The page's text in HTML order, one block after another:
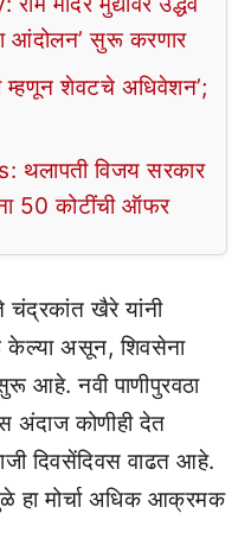
आंदोलन’ सुरू करणार
म्हणून शेवटचे अधिवेशन’;
विजय सरकार
50 कोटींची ऑफर
चंद्रकांत खैरे यांनी
केल्या असून, शिवसेना
आहे. नवी पाणीपुरवठा
अंदाज कोणीही देत
दिवसेंदिवस वाढत आहे.
हा मोर्चा अधिक आक्रमक